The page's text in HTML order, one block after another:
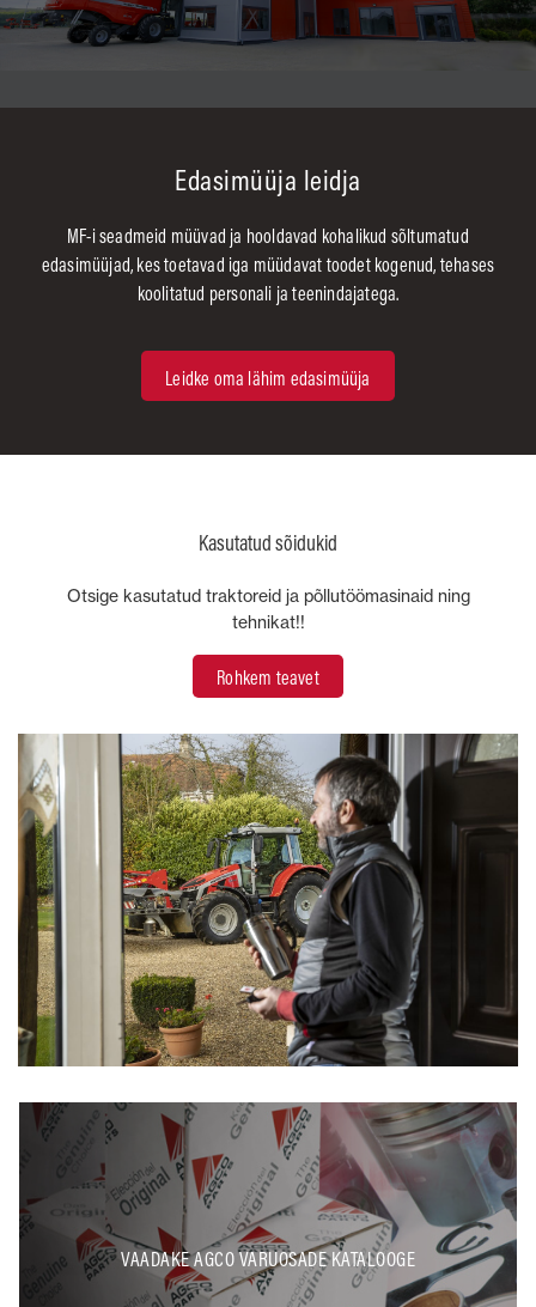
Edasimüüja leidja
MF-i seadmeid müüvad ja hooldavad kohalikud sõltumatud
edasimüüjad, kes toetavad iga müüdavat toodet kogenud, tehases
koolitatud personali ja teenindajatega.
Leidke oma lähim edasimüüja
Kasutatud sõidukid
Otsige kasutatud traktoreid ja põllutöömasinaid ning
tehnikat!!
Rohkem teavet
VAADAKE AGCO VARUOSADE KATALOOGE